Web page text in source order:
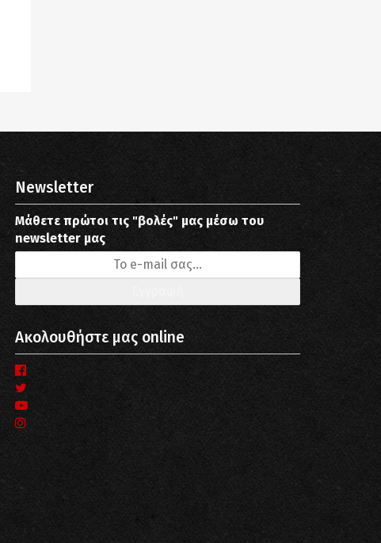
Newsletter
Μάθετε πρώτοι τις "βολές" μας μέσω του
newsletter μας
Ακολουθήστε μας online